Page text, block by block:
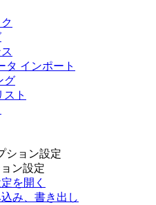
タ インポート
グ
スト
ション設定
ン設定
を開く
み、書き出し